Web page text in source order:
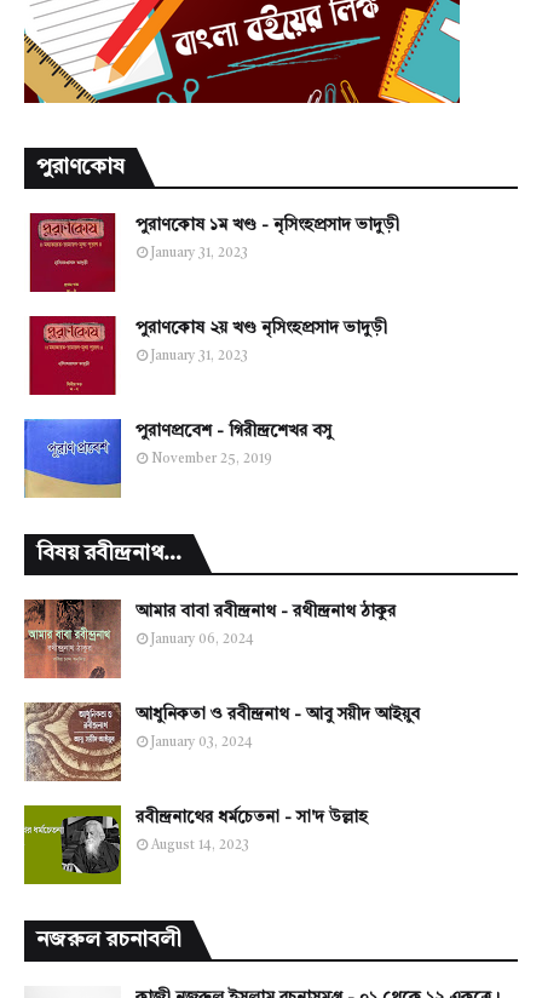
পুরাণকোষ
পুরাণকোষ ১ম খণ্ড - নৃসিংহপ্রসাদ ভাদুড়ী
January 31, 2023
পুরাণকোষ ২য় খণ্ড নৃসিংহপ্রসাদ ভাদুড়ী
January 31, 2023
পুরাণপ্রবেশ - গিরীন্দ্রশেখর বসু
November 25, 2019
বিষয় রবীন্দ্রনাথ...
আমার বাবা রবীন্দ্রনাথ - রথীন্দ্রনাথ ঠাকুর
January 06, 2024
আধুনিকতা ও রবীন্দ্রনাথ - আবু সয়ীদ আইয়ুব
January 03, 2024
রবীন্দ্রনাথের ধর্মচেতনা - সা'দ উল্লাহ
August 14, 2023
নজরুল রচনাবলী